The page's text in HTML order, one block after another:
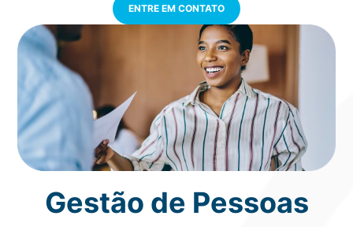
ENTRE EM CONTATO
Gestão de Pessoas